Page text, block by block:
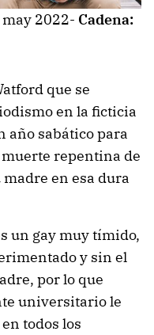
2022- Cadena:
que se
en la ficticia
año sabático para
repentina de
en esa dura
un gay muy tímido,
y sin el
por lo que
universitario le
todos los